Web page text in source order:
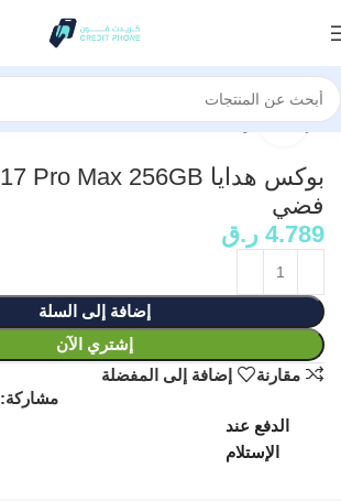
الرئيسية حزمة
انقر للتكبير
فضي
4.789 ر.ق
إضافة إلى السلة
إشتري الآن
مقارنة
إضافة إلى المفضلة
مشاركة:
الدفع عند
الإستلام